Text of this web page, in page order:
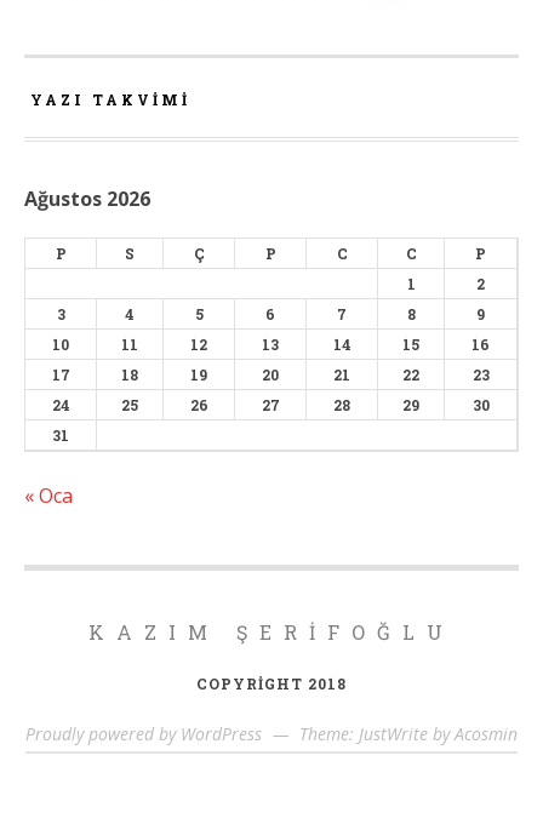
YAZI TAKVIMI
Ağustos 2026
P S Ç P C C
P
1
2
3
4 5 6 7 8
9
10
11 12 13 14 15
16
17
18 19 20 21 22
23
24
25 26 27 28 29
30
31
« Oca
KAZIM ŞERIFOĞLU
COPYRIGHT 2018
Proudly powered by WordPress — Theme: JustWrite by Acosmin